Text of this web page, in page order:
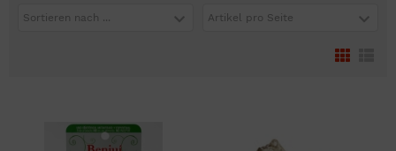
Sortieren nach ... Artikel pro Seite